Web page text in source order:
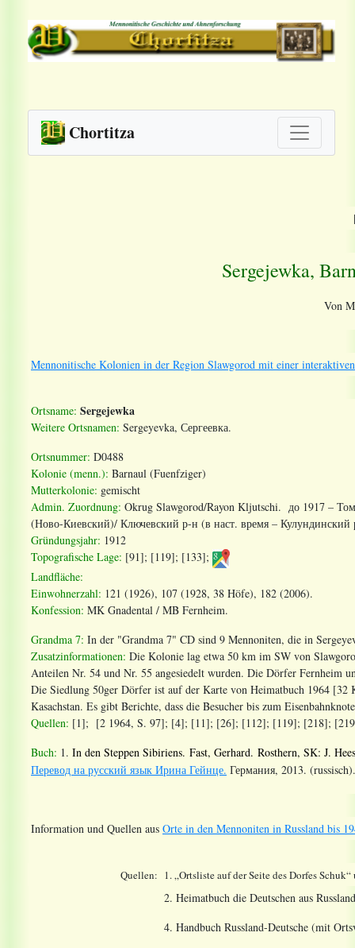
Chortitza
Sergejewka,
Von
Mennonitische Kolonien in der Region Slawgorod mit einer
Ortsname: Sergejewka
Weitere Ortsnamen: Sergeyevka, Сергеевка.
Ortsnummer: D0488
Kolonie (menn.): Barnaul (Fuenfziger)
Mutterkolonie: gemischt
Admin. Zuordnung: Okrug Slawgorod/Rayon Kljutschi. до 1917 –
(Ново-Киевский)/ Ключевский р-н (в наст. время – Кулундинский
Gründungsjahr: 1912
Topografische Lage: [91]; [119]; [133];
Landfläche:
Einwohnerzahl: 121 (1926), 107 (1928, 38 Höfe), 182 (2006).
Konfession: MK Gnadental / MB Fernheim.
Grandma 7: In der "Grandma 7" CD sind 9 Mennoniten, die in
Zusatzinformationen: Die Kolonie lag etwa 50 km im SW von
Anteilen Nr. 54 und Nr. 55 angesiedelt wurden. Die Dörfer Fernheim
Die Siedlung 50ger Dörfer ist auf der Karte von Heimatbuch 1964 [32
Kasachstan. Es gibt Berichte, dass die Besucher bis zum
Quellen: [1]; [2 1964, S. 97]; [4]; [11]; [26]; [112]; [119]; [218];
Buch: 1. In den Steppen Sibiriens. Fast, Gerhard. Rosthern, SK: J.
Перевод на русский язык Ирина Гейнце. Германия, 2013. (russisch).
Information und Quellen aus Orte in den Mennoniten in Russland bis
Quellen: 1. „Ortsliste auf der Seite des Dorfes
2. Heimatbuch die Deutschen aus
4. Handbuch Russland-Deutsche (mit